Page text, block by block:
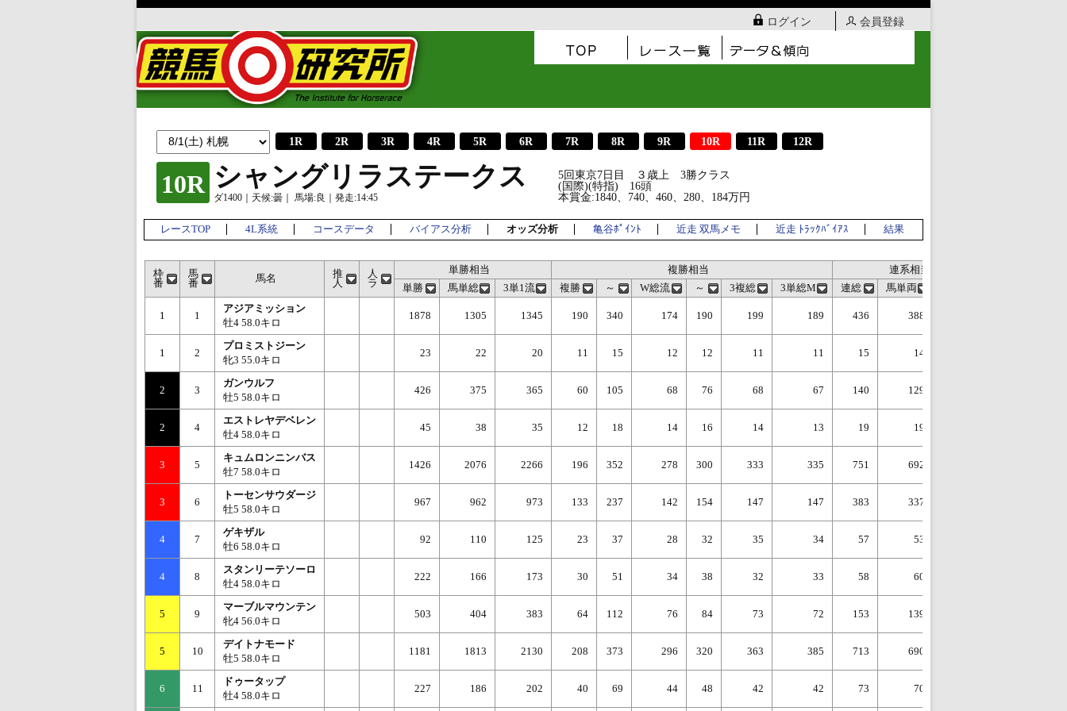
ログイン 会員登録
1R 2R 3R 4R 5R 6R 7R 8R 9R 10R 11R 12R
10R シャングリラステークス
ダ1400｜天候:曇｜ 馬場:良｜発走:14:45
5回東京7日目 ３歳上 3勝クラス
(国際)(特指) 16頭
本賞金:1840、740、460、280、184万円
レースTOP 4L系統 コースデータ バイアス分析 オッズ分析 亀谷ﾎﾟｲﾝﾄ 近走 双馬メモ 近走 ﾄﾗｯｸﾊﾞｲｱｽ 結果
枠
番
馬
番
馬名
推
人
人
ラ
単勝相当 複勝相当 連系相当
単勝
馬単総 3単1流 複勝 ～ W総流 ～ 3複総 3単総M 連総 馬単両
1 1
アジアミッション
牡4 58.0キロ
1878 1305 1345 190 340 174 190 199 189 436 388
1 2
プロミストジーン
牝3 55.0キロ
23 22 20 11 15 12 12 11 11 15 14
2 3
ガンウルフ
牡5 58.0キロ
426 375 365 60 105 68 76 68 67 140 129
2 4
エストレヤデベレン
牡4 58.0キロ
45 38 35 12 18 14 16 14 13 19 19
3 5
キュムロンニンバス
牡7 58.0キロ
1426 2076 2266 196 352 278 300 333 335 751 692
3 6
トーセンサウダージ
牡5 58.0キロ
967 962 973 133 237 142 154 147 147 383 337
4 7
ゲキザル
牡6 58.0キロ
92 110 125 23 37 28 32 35 34 57 53
4 8
スタンリーテソーロ
牡4 58.0キロ
222 166 173 30 51 34 38 32 33 58 60
5 9
マーブルマウンテン
牝4 56.0キロ
503 404 383 64 112 76 84 73 72 153 139
5 10
デイトナモード
牡5 58.0キロ
1181 1813 2130 208 373 296 320 363 385 713 690
6 11
ドゥータップ
牡4 58.0キロ
227 186 202 40 69 44 48 42 42 73 70